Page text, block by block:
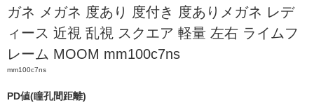
ガネ メガネ 度あり 度付き 度ありメガネ レデ
ィース 近視 乱視 スクエア 軽量 左右 ライムフ
レーム MOOM mm100c7ns
mm100c7ns
PD値(瞳孔間距離)